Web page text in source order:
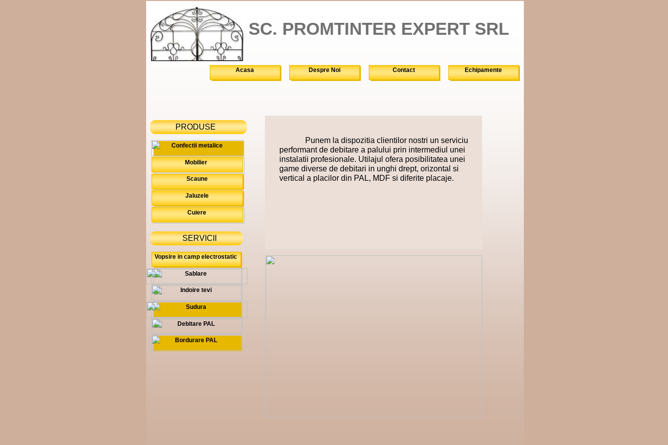
Punem la dispozitia clientilor nostri un serviciu
performant de debitare a palului prin intermediul unei
instalatii profesionale. Utilajul ofera posibilitatea unei
game diverse de debitari in unghi drept, orizontal si
vertical a placilor din PAL, MDF si diferite placaje.
SC. PROMTINTER EXPERT SRL
PRODUSE
SERVICII
Acasa Despre Noi Contact Echipamente
Confectii metalice
Mobilier
Scaune
Jaluzele
Cuiere
Vopsire in camp electrostatic
Sablare
Indoire tevi
Sudura
Debitare PAL
Bordurare PAL